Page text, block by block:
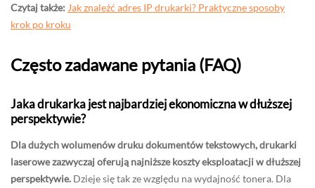
Czytaj także: Jak znaleźć adres IP drukarki? Praktyczne sposoby
krok po kroku
Często zadawane pytania (FAQ)
Jaka drukarka jest najbardziej ekonomiczna w dłuższej
perspektywie?
Dla dużych wolumenów druku dokumentów tekstowych, drukarki
laserowe zazwyczaj oferują najniższe koszty eksploatacji w dłuższej
perspektywie. Dzieje się tak ze względu na wydajność tonera. Dla